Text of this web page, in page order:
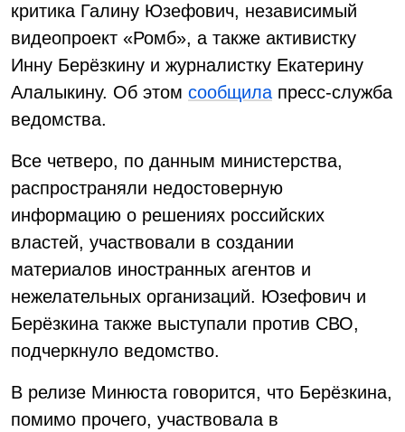
критика Галину Юзефович, независимый
видеопроект «Ромб», а также активистку
Инну Берёзкину и журналистку Екатерину
Алалыкину. Об этом сообщила пресс-служба
ведомства.
Все четверо, по данным министерства,
распространяли недостоверную
информацию о решениях российских
властей, участвовали в создании
материалов иностранных агентов и
нежелательных организаций. Юзефович и
Берёзкина также выступали против СВО,
подчеркнуло ведомство.
В релизе Минюста говорится, что Берёзкина,
помимо прочего, участвовала в